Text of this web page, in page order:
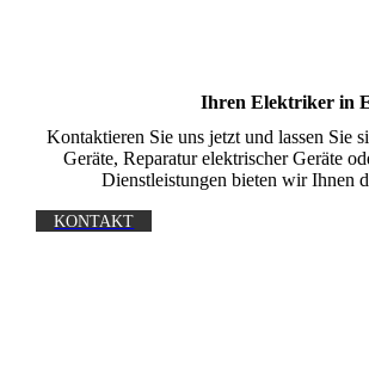
Ihren Elektriker in
Kontaktieren Sie uns jetzt und lassen Sie
Geräte, Reparatur elektrischer Geräte
Dienstleistungen bieten wir Ihnen
KONTAKT